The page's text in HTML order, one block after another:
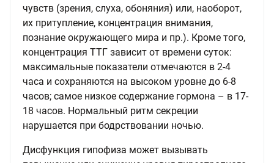
чувств (зрения, слуха, обоняния) или, наоборот,
их притупление, концентрация внимания,
познание окружающего мира и пр.). Кроме того,
концентрация ТТГ зависит от времени суток:
максимальные показатели отмечаются в 2-4
часа и сохраняются на высоком уровне до 6-8
часов; самое низкое содержание гормона – в 17-
18 часов. Нормальный ритм секреции
нарушается при бодрствовании ночью.
Дисфункция гипофиза может вызывать